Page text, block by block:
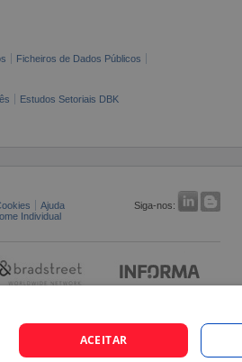
Ficheiros de Dados Públicos
Estudos Setoriais DBK
Ajuda
Siga-nos:
Individual
ACEITAR